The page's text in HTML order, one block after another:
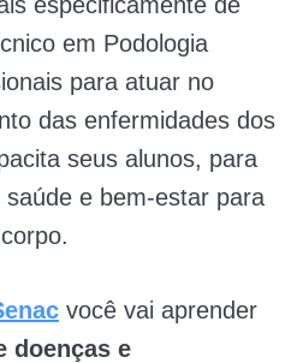
em Podologia
para atuar no
das enfermidades dos
seus alunos, para
e bem-estar para
você vai aprender
doenças e